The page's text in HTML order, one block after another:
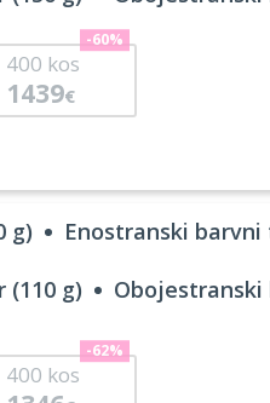
400 kos
1439€
-60%
g) Enostranski barvni
(110 g) Obojestranski
400 kos
-62%